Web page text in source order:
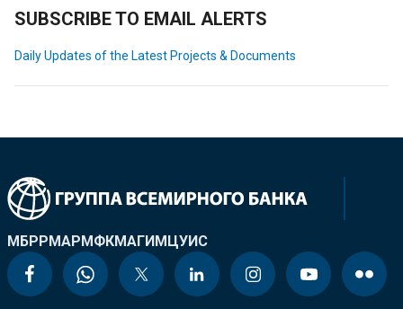
SUBSCRIBE TO EMAIL ALERTS
Daily Updates of the Latest Projects & Documents
МБРРМАРМФКМАГИМЦУИС